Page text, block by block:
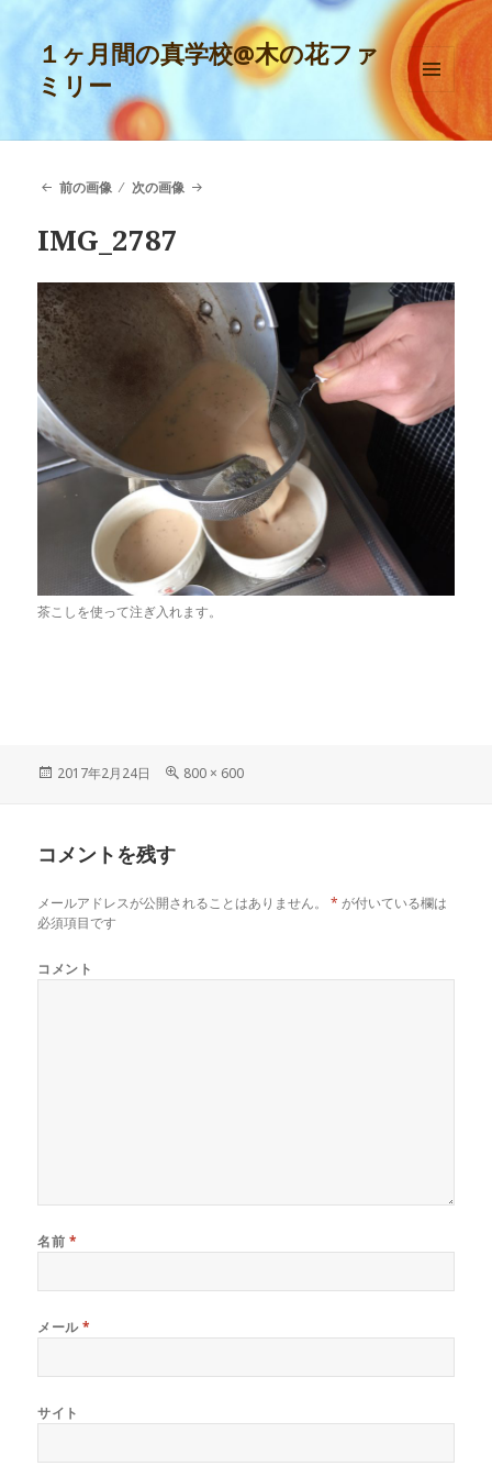
１ヶ月間の真学校@木の花ファ
ミリー
メニュ
ーとウ
ィジェ
前の画像
次の画像
IMG_2787
茶こしを使って注ぎ入れます。
投
2017年2月24日
フ
800 × 600
コメントを残す
メールアドレスが公開されることはありません。 * が付いている欄は
必須項目です
コメント
名前 *
メール*
サイト